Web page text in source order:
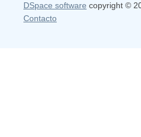
DSpace software copyright ©
Contacto